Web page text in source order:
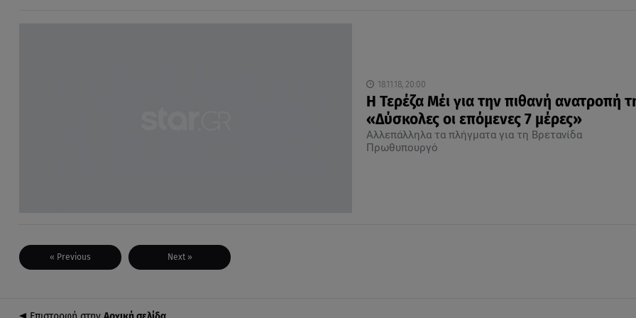
18.11.18, 20:00
Η Τερέζα Μέι για την πιθανή ανατροπή
«Δύσκολες οι επόμενες 7 μέρες»
Αλλεπάλληλα τα πλήγματα για τη Βρετανίδα
Πρωθυπουργό
« Previous Next »